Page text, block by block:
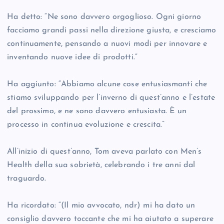
Ha detto: “Ne sono davvero orgoglioso. Ogni giorno
facciamo grandi passi nella direzione giusta, e cresciamo
continuamente, pensando a nuovi modi per innovare e
inventando nuove idee di prodotti.”
Ha aggiunto: “Abbiamo alcune cose entusiasmanti che
stiamo sviluppando per l’inverno di quest’anno e l’estate
del prossimo, e ne sono davvero entusiasta. È un
processo in continua evoluzione e crescita.”
All’inizio di quest’anno, Tom aveva parlato con Men’s
Health della sua sobrietà, celebrando i tre anni dal
traguardo.
Ha ricordato: “(Il mio avvocato, ndr) mi ha dato un
consiglio davvero toccante che mi ha aiutato a superare